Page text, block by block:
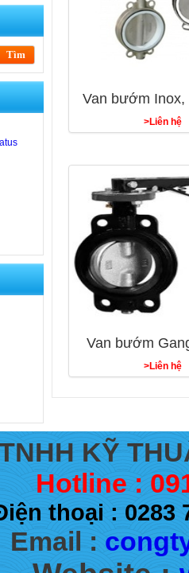
Van bướm Inox,
>Liên hệ
Van bướm
>Liên hệ
KỸ
Hotline :
thoại :
Email :